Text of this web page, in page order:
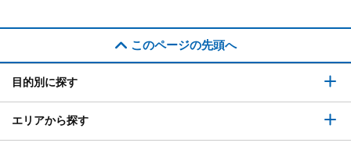
このページの先頭へ
目的別に探す
エリアから探す